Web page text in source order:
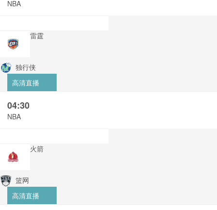
NBA
雷霆
独行侠
高清直播
04:30
NBA
火箭
篮网
高清直播